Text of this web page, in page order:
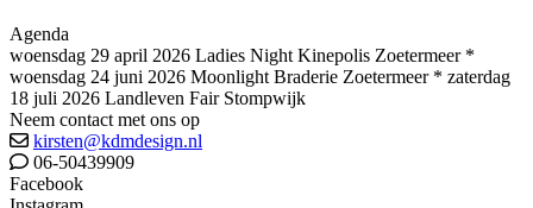
Agenda
woensdag 29 april 2026 Ladies Night Kinepolis Zoetermeer *
woensdag 24 juni 2026 Moonlight Braderie Zoetermeer * zaterdag
18 juli 2026 Landleven Fair Stompwijk
Neem contact met ons op
kirsten@kdmdesign.nl
06-50439909
Facebook